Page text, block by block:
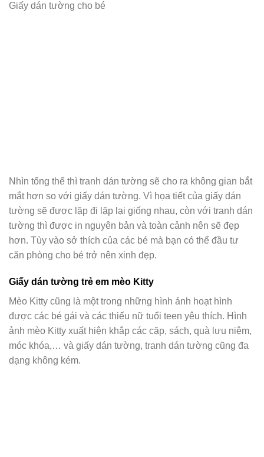
Giấy dán tường cho bé
Nhìn tổng thể thì tranh dán tường sẽ cho ra không gian bắt
mắt hơn so với giấy dán tường. Vì họa tiết của giấy dán
tường sẽ được lặp đi lặp lại giống nhau, còn với tranh dán
tường thì được in nguyên bản và toàn cảnh nên sẽ đẹp
hơn. Tùy vào sở thích của các bé mà bạn có thể đầu tư
căn phòng cho bé trở nên xinh đẹp.
Giấy dán tường trẻ em mèo Kitty
Mèo Kitty cũng là một trong những hình ảnh hoạt hình
được các bé gái và các thiếu nữ tuổi teen yêu thích. Hình
ảnh mèo Kitty xuất hiện khắp các cặp, sách, quà lưu niệm,
móc khóa,… và giấy dán tường, tranh dán tường cũng đa
dạng không kém.